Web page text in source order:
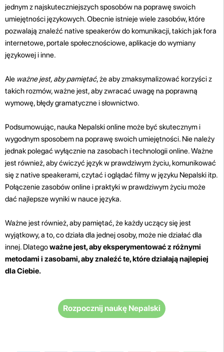
jednym z najskuteczniejszych sposobów na poprawę swoich
umiejętności językowych. Obecnie istnieje wiele zasobów, które
pozwalają znaleźć native speakerów do komunikacji, takich jak fora
internetowe, portale społecznościowe, aplikacje do wymiany
językowej i inne.
Ale ważne jest, aby pamiętać, że aby zmaksymalizować korzyści z
takich rozmów, ważne jest, aby zwracać uwagę na poprawną
wymowę, błędy gramatyczne i słownictwo.
Podsumowując, nauka Nepalski online może być skutecznym i
wygodnym sposobem na poprawę swoich umiejętności. Nie należy
jednak polegać wyłącznie na zasobach i technologii online. Ważne
jest również, aby ćwiczyć język w prawdziwym życiu, komunikować
się z native speakerami, czytać i oglądać filmy w języku Nepalski itp.
Połączenie zasobów online i praktyki w prawdziwym życiu może
dać najlepsze wyniki w nauce języka.
Ważne jest również, aby pamiętać, że każdy uczący się jest
wyjątkowy, a to, co działa dla jednej osoby, może nie działać dla
innej. Dlategoważne jest, aby eksperymentować z różnymi
metodami i zasobami, aby znaleźć te, które działają najlepiej
dla Ciebie.
Rozpocznij naukę Nepalski